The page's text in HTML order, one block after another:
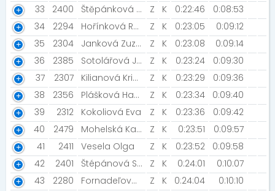
33
2400 Štěpánková Lucie Z K 0:22:46
0:08:53
34
2294 Hořínková Renata Z K 0:23:05
0:09:12
35
2304 Janková Zuzana Z K 0:23:08
0:09:14
36
2385 Sotolářová Jitka Z K 0:23:24
0:09:30
37
2307 Kilianová Kristýna [Farebná zvieratka] Z K 0:23:29
0:09:36
38
2356 Plášková Hana Z K 0:23:34
0:09:40
39
2312 Kokoliová Eva Z K 0:23:36
0:09:42
40
2479 Mohelská Kateřina [DCKM] Z K 0:23:51
0:09:57
41
2411 Vesela Olga Z K 0:23:52
0:09:58
42
2401 Štépánová Světlana [Gladiatorraceteam] Z K 0:24:01
0:10:07
43
2280 Fornadeľová Zuzana Z K 0:24:04
0:10:10